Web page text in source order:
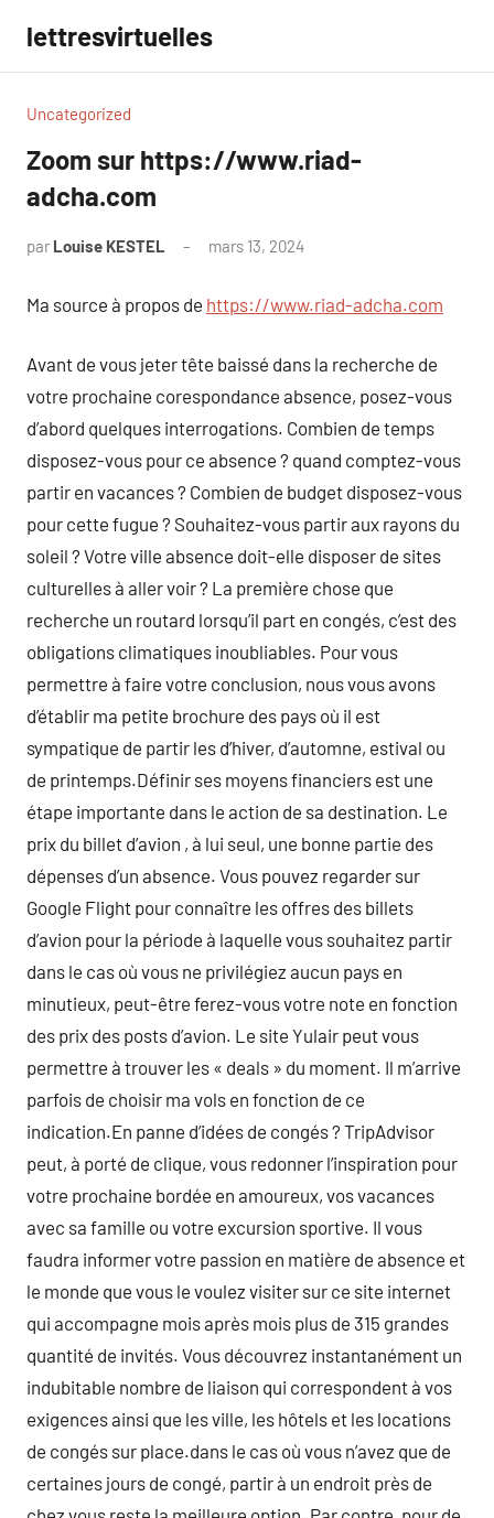
contenu
lettresvirtuelles
Uncategorized
Zoom sur https://www.riad-
adcha.com
par Louise KESTEL mars 13, 2024
Ma source à propos de https://www.riad-adcha.com
Avant de vous jeter tête baissé dans la recherche de
votre prochaine corespondance absence, posez-vous
d’abord quelques interrogations. Combien de temps
disposez-vous pour ce absence ? quand comptez-vous
partir en vacances ? Combien de budget disposez-vous
pour cette fugue ? Souhaitez-vous partir aux rayons du
soleil ? Votre ville absence doit-elle disposer de sites
culturelles à aller voir ? La première chose que
recherche un routard lorsqu’il part en congés, c’est des
obligations climatiques inoubliables. Pour vous
permettre à faire votre conclusion, nous vous avons
d’établir ma petite brochure des pays où il est
sympatique de partir les d’hiver, d’automne, estival ou
de printemps.Définir ses moyens financiers est une
étape importante dans le action de sa destination. Le
prix du billet d’avion , à lui seul, une bonne partie des
dépenses d’un absence. Vous pouvez regarder sur
Google Flight pour connaître les offres des billets
d’avion pour la période à laquelle vous souhaitez partir
dans le cas où vous ne privilégiez aucun pays en
minutieux, peut-être ferez-vous votre note en fonction
des prix des posts d’avion. Le site Yulair peut vous
permettre à trouver les « deals » du moment. Il m’arrive
parfois de choisir ma vols en fonction de ce
indication.En panne d’idées de congés ? TripAdvisor
peut, à porté de clique, vous redonner l’inspiration pour
votre prochaine bordée en amoureux, vos vacances
avec sa famille ou votre excursion sportive. Il vous
faudra informer votre passion en matière de absence et
le monde que vous le voulez visiter sur ce site internet
qui accompagne mois après mois plus de 315 grandes
quantité de invités. Vous découvrez instantanément un
indubitable nombre de liaison qui correspondent à vos
exigences ainsi que les ville, les hôtels et les locations
de congés sur place.dans le cas où vous n’avez que de
certaines jours de congé, partir à un endroit près de